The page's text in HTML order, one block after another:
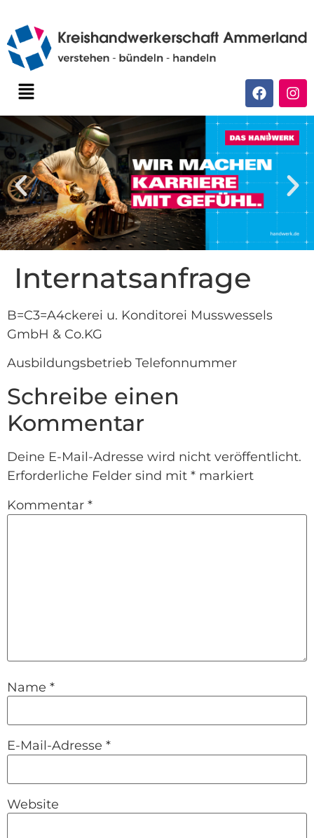
Internatsanfrage
B=C3=A4ckerei u. Konditorei Musswessels
GmbH & Co.KG
Ausbildungsbetrieb Telefonnummer
Schreibe einen
Kommentar
Deine E-Mail-Adresse wird nicht veröffentlicht.
Erforderliche Felder sind mit * markiert
Kommentar *
Name *
E-Mail-Adresse *
Website